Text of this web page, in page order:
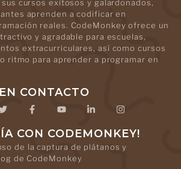
cursos exitosos y galardonados,
aprenden a codificar en
reales. CodeMonkey ofrece un
y agradable para escuelas,
extracurriculares, así como cursos
ritmo para aprender a programar en
CONTACTO
CON CODEMONKEY!
de la captura de plátanos y
de CodeMonkey